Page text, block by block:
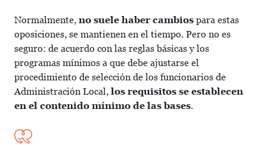
Normalmente, no suele haber cambios para estas
oposiciones, se mantienen en el tiempo. Pero no es
seguro: de acuerdo con las reglas básicas y los
programas mínimos a que debe ajustarse el
procedimiento de selección de los funcionarios de
Administración Local, los requisitos se establecen
en el contenido mínimo de las bases.